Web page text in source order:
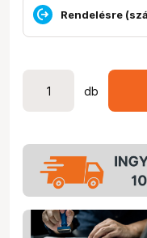
Rendelésre
db